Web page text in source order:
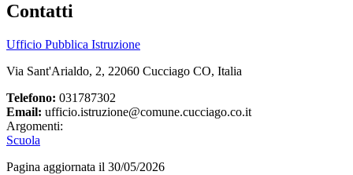
Contatti
Ufficio Pubblica Istruzione
Via Sant'Arialdo, 2, 22060 Cucciago CO, Italia
Telefono: 031787302
Email: ufficio.istruzione@comune.cucciago.co.it
Argomenti:
Scuola
Pagina aggiornata il 30/05/2026